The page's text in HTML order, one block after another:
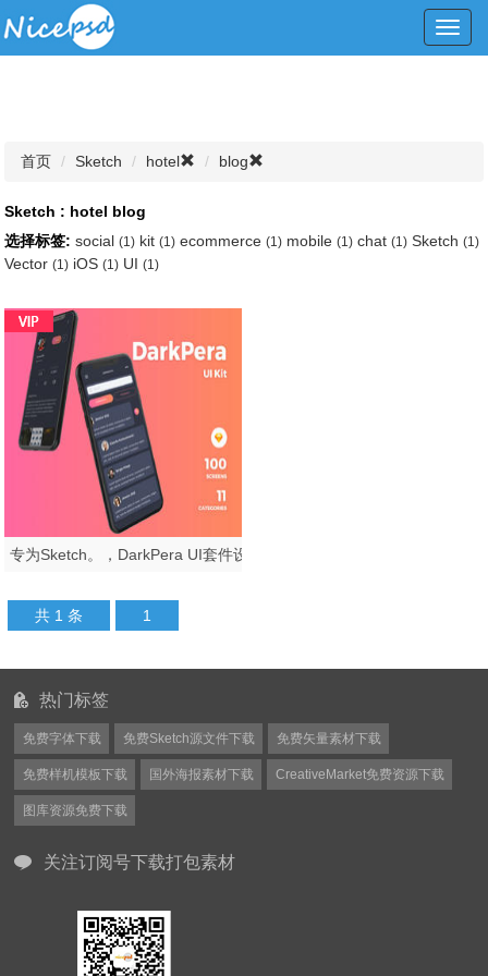
首页 Sketch hotel blog
Sketch : hotel blog
选择标签: social(1) kit(1) ecommerce(1) mobile(1) chat(1) Sketch(1)
Vector(1) iOS(1) UI(1)
共 1 条 1
热门标签
免费字体下载 免费Sketch源文件下载 免费矢量素材下载
免费样机模板下载 国外海报素材下载 CreativeMarket免费资源下载
图库资源免费下载
关注订阅号下载打包素材